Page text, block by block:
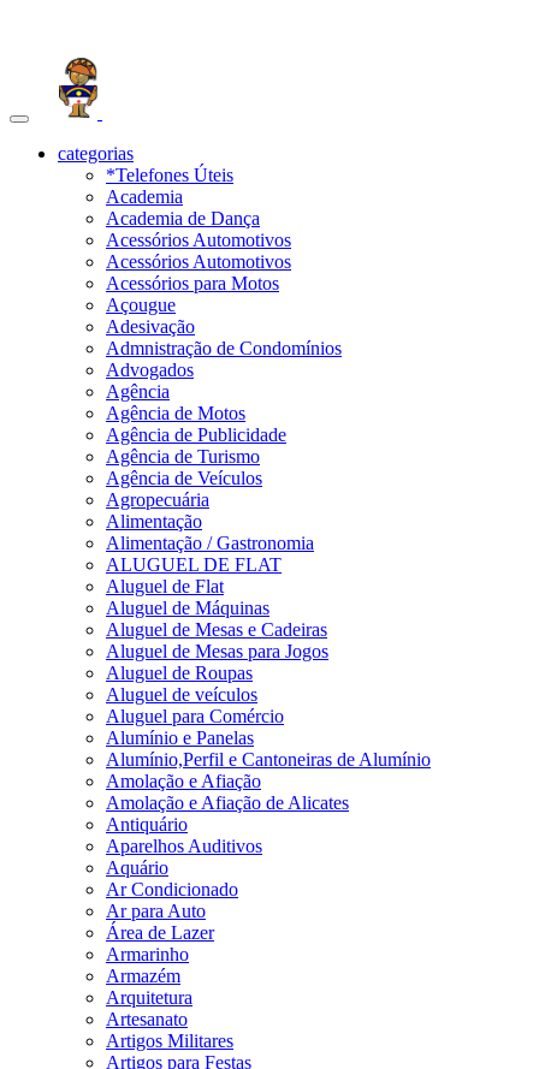
Toggle
navigationcategorias
*Telefones Úteis
Academia
Academia de Dança
Acessórios Automotivos
Acessórios Automotivos
Acessórios para Motos
Açougue
Adesivação
Admnistração de Condomínios
Advogados
Agência
Agência de Motos
Agência de Publicidade
Agência de Turismo
Agência de Veículos
Agropecuária
Alimentação
Alimentação / Gastronomia
ALUGUEL DE FLAT
Aluguel de Flat
Aluguel de Máquinas
Aluguel de Mesas e Cadeiras
Aluguel de Mesas para Jogos
Aluguel de Roupas
Aluguel de veículos
Aluguel para Comércio
Alumínio e Panelas
Alumínio,Perfil e Cantoneiras de Alumínio
Amolação e Afiação
Amolação e Afiação de Alicates
Antiquário
Aparelhos Auditivos
Aquário
Ar Condicionado
Ar para Auto
Área de Lazer
Armarinho
Armazém
Arquitetura
Artesanato
Artigos Militares
Artigos para Festas